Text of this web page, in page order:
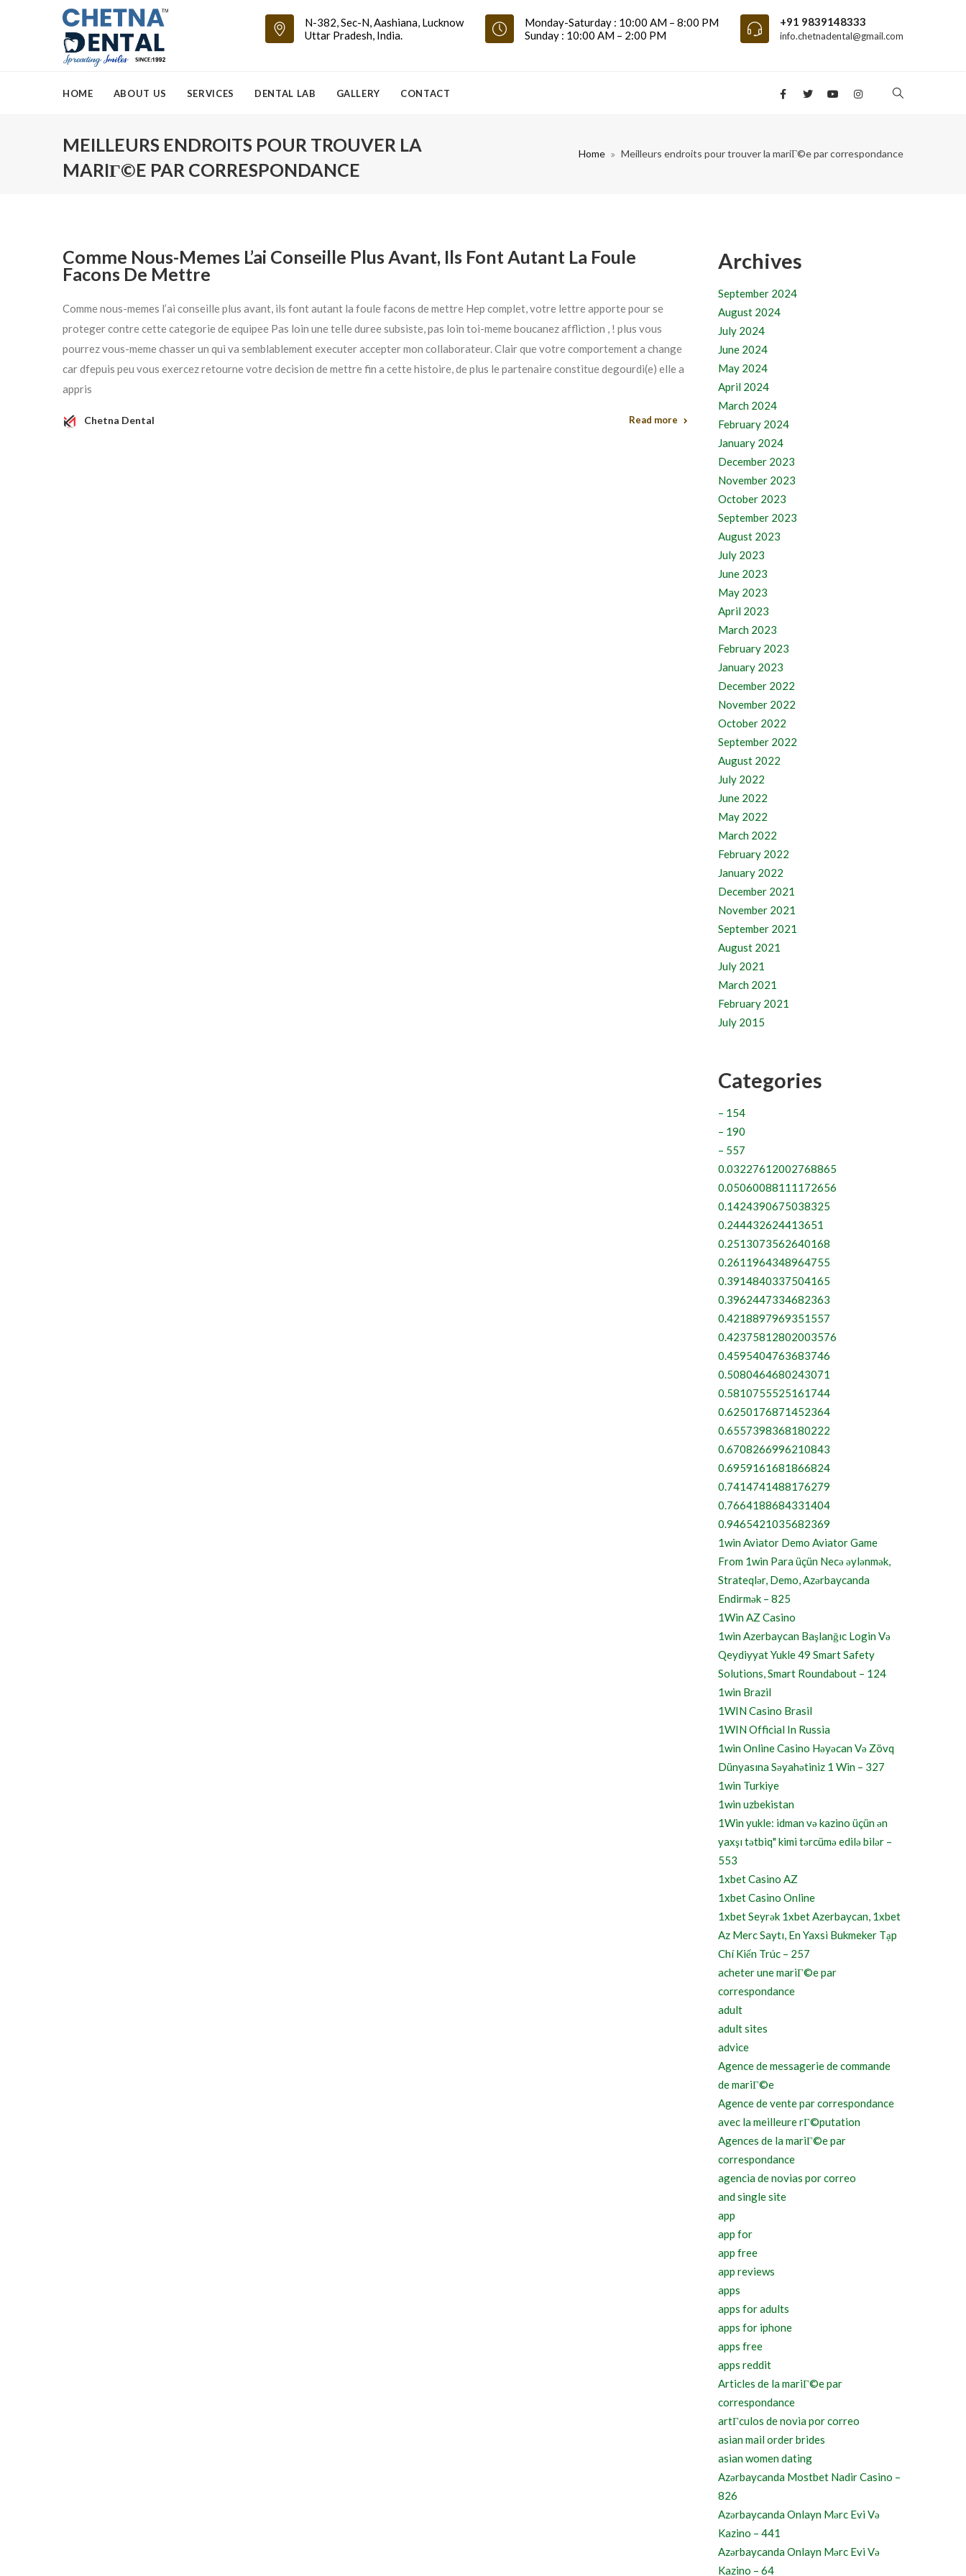
N-382, Sec-N, Aashiana, Lucknow
Uttar Pradesh, India.
Monday-Saturday : 10:00 AM – 8:00 PM
Sunday : 10:00 AM – 2:00 PM
+91 9839148333
info.chetnadental@gmail.com
HOME ABOUT US SERVICES DENTAL LAB GALLERY CONTACT
MEILLEURS ENDROITS POUR TROUVER LA
MARIГ©E PAR CORRESPONDANCE
Home Meilleurs endroits pour trouver la mariГ©e par correspondance
Comme Nous-Memes L’ai Conseille Plus Avant, Ils Font Autant La Foule
Facons De Mettre
Comme nous-memes l’ai conseille plus avant, ils font autant la foule facons de mettre Hep complet, votre lettre apporte pour se
proteger contre cette categorie de equipee Pas loin une telle duree subsiste, pas loin toi-meme boucanez affliction , ! plus vous
pourrez vous-meme chasser un qui va semblablement executer accepter mon collaborateur. Clair que votre comportement a change
car dfepuis peu vous exercez retourne votre decision de mettre fin a cette histoire, de plus le partenaire constitue degourdi(e) elle a
appris
Chetna Dental Read more
Archives
September 2024
August 2024
July 2024
June 2024
May 2024
April 2024
March 2024
February 2024
January 2024
December 2023
November 2023
October 2023
September 2023
August 2023
July 2023
June 2023
May 2023
April 2023
March 2023
February 2023
January 2023
December 2022
November 2022
October 2022
September 2022
August 2022
July 2022
June 2022
May 2022
March 2022
February 2022
January 2022
December 2021
November 2021
September 2021
August 2021
July 2021
March 2021
February 2021
July 2015
Categories
– 154
– 190
– 557
0.03227612002768865
0.05060088111172656
0.1424390675038325
0.244432624413651
0.2513073562640168
0.2611964348964755
0.3914840337504165
0.3962447334682363
0.4218897969351557
0.42375812802003576
0.4595404763683746
0.5080464680243071
0.5810755525161744
0.6250176871452364
0.6557398368180222
0.6708266996210843
0.6959161681866824
0.7414741488176279
0.7664188684331404
0.9465421035682369
1win Aviator Demo Aviator Game
From 1win Para üçün Necə əylənmək,
Strateqlər, Demo, Azərbaycanda
Endirmək – 825
1Win AZ Casino
1win Azerbaycan Başlanğıc Login Və
Qeydiyyat Yukle 49 Smart Safety
Solutions, Smart Roundabout – 124
1win Brazil
1WIN Casino Brasil
1WIN Official In Russia
1win Online Casino Həyəcan Və Zövq
Dünyasına Səyahətiniz 1 Win – 327
1win Turkiye
1win uzbekistan
1Win yukle: idman və kazino üçün ən
yaxşı tətbiq" kimi tərcümə edilə bilər –
553
1xbet Casino AZ
1xbet Casino Online
1xbet Seyrək 1xbet Azerbaycan, 1xbet
Az Merc Saytı, En Yaxsi Bukmeker Tạp
Chí Kiến Trúc – 257
acheter une mariГ©e par
correspondance
adult
adult sites
advice
Agence de messagerie de commande
de mariГ©e
Agence de vente par correspondance
avec la meilleure rГ©putation
Agences de la mariГ©e par
correspondance
agencia de novias por correo
and single site
app
app for
app free
app reviews
apps
apps for adults
apps for iphone
apps free
apps reddit
Articles de la mariГ©e par
correspondance
artГ­culos de novia por correo
asian mail order brides
asian women dating
Azərbaycanda Mostbet Nadir Casino –
826
Azərbaycanda Onlayn Mərc Evi Və
Kazino – 441
Azərbaycanda Onlayn Mərc Evi Və
Kazino – 64